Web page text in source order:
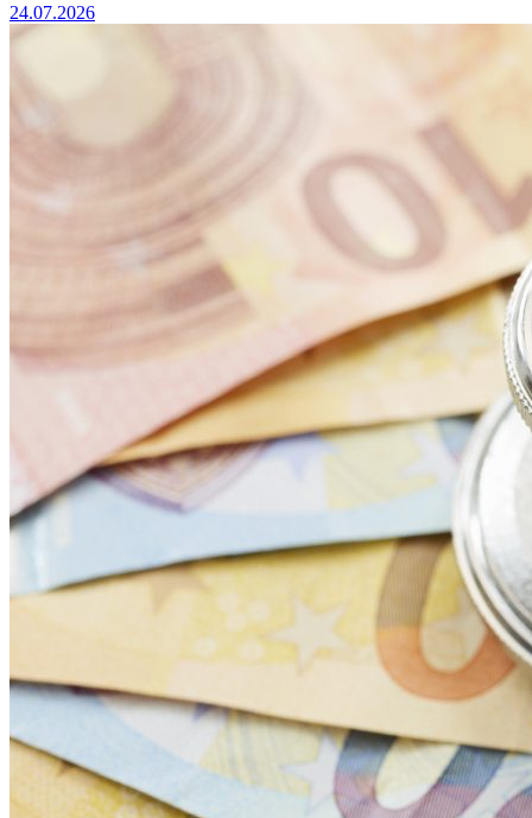
24.07.2026